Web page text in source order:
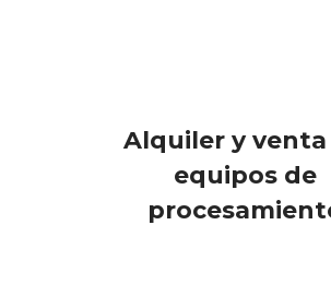
Alquiler y venta
equipos de